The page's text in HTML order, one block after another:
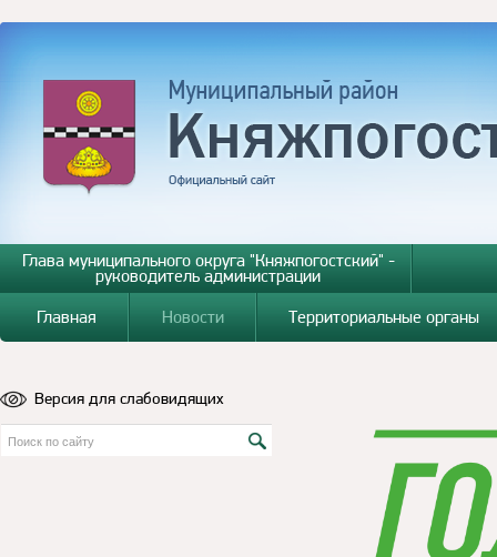
Глава муниципального округа "Княжпогостский" -
руководитель администрации
Главная
Новости Территориальные органы
Версия для слабовидящих